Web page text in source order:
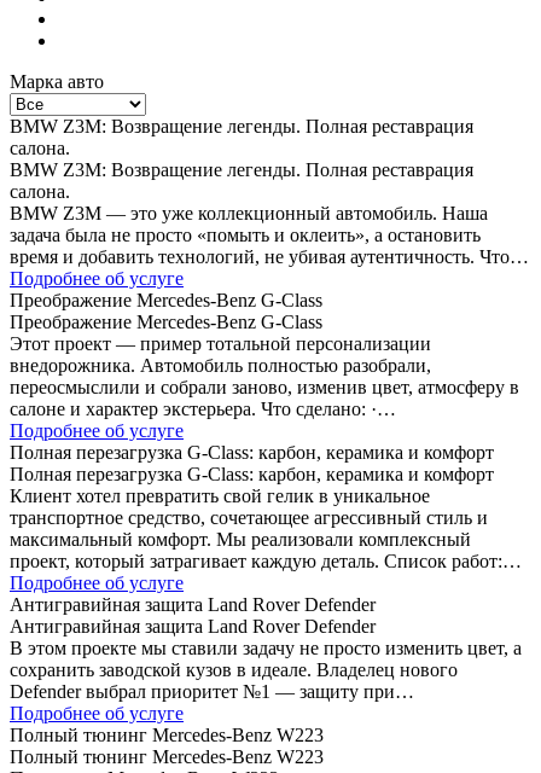
Марка авто
BMW Z3M: Возвращение легенды. Полная реставрация
салона.
BMW Z3M: Возвращение легенды. Полная реставрация
салона.
BMW Z3M — это уже коллекционный автомобиль. Наша
задача была не просто «помыть и оклеить», а остановить
время и добавить технологий, не убивая аутентичность. Что…
Подробнее об услуге
Преображение Mercedes-Benz G-Class
Преображение Mercedes-Benz G-Class
Этот проект — пример тотальной персонализации
внедорожника. Автомобиль полностью разобрали,
переосмыслили и собрали заново, изменив цвет, атмосферу в
салоне и характер экстерьера. Что сделано: ·…
Подробнее об услуге
Полная перезагрузка G-Class: карбон, керамика и комфорт
Полная перезагрузка G-Class: карбон, керамика и комфорт
Клиент хотел превратить свой гелик в уникальное
транспортное средство, сочетающее агрессивный стиль и
максимальный комфорт. Мы реализовали комплексный
проект, который затрагивает каждую деталь. Список работ:…
Подробнее об услуге
Антигравийная защита Land Rover Defender
Антигравийная защита Land Rover Defender
В этом проекте мы ставили задачу не просто изменить цвет, а
сохранить заводской кузов в идеале. Владелец нового
Defender выбрал приоритет №1 — защиту при…
Подробнее об услуге
Полный тюнинг Mercedes-Benz W223
Полный тюнинг Mercedes-Benz W223